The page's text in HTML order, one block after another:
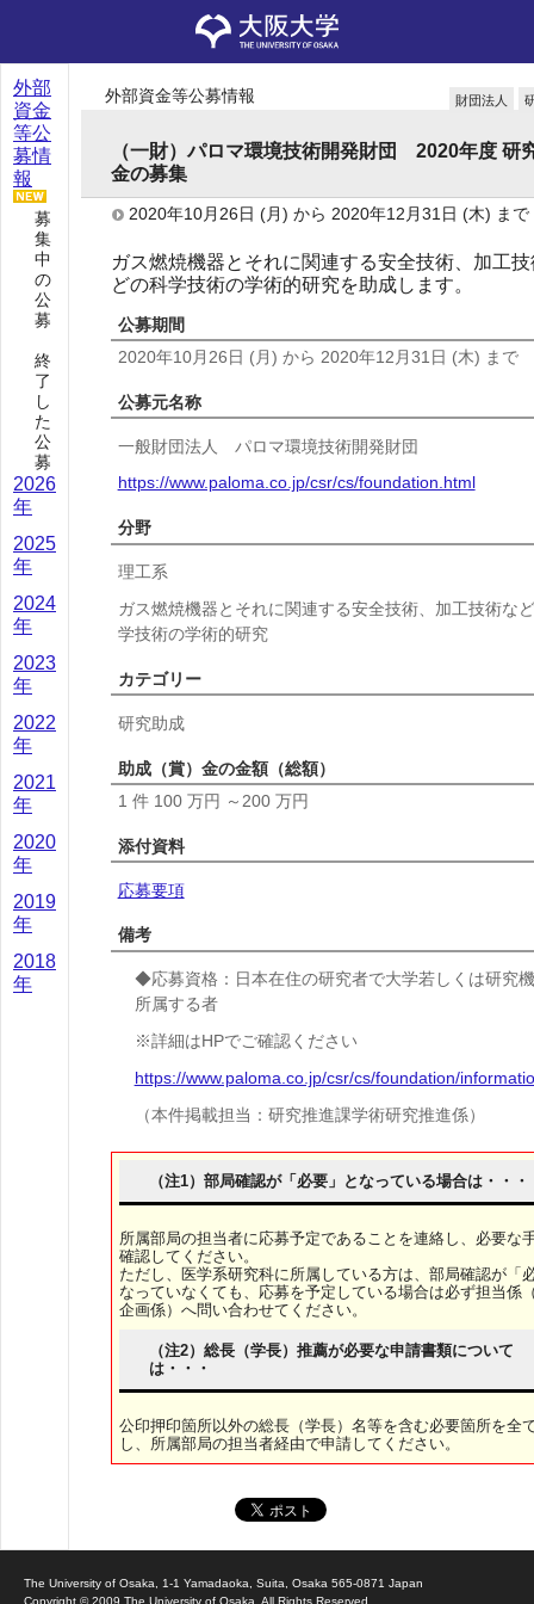
外部
資金
等公
募情
報
募
集
中
の
公
募
終
了
し
た
公
募
2026
年
2025
年
2024
年
2023
年
2022
年
2021
年
2020
年
2019
年
2018
年
外部資金等公募情報 財団法人
（一財）パロマ環境技術開発財団 2020年度 研
金の募集
2020年10月26日 (月) から 2020年12月31日 (木) まで
ガス燃焼機器とそれに関連する安全技術、加工
どの科学技術の学術的研究を助成します。
公募期間
2020年10月26日 (月) から 2020年12月31日 (木) まで
公募元名称
一般財団法人 パロマ環境技術開発財団
https://www.paloma.co.jp/csr/cs/foundation.html
分野
理工系
ガス燃焼機器とそれに関連する安全技術、加工技術な
学技術の学術的研究
カテゴリー
研究助成
助成（賞）金の金額（総額）
1 件 100 万円 ～200 万円
添付資料
応募要項
備考
◆応募資格：日本在住の研究者で大学若しくは研究
所属する者
※詳細はHPでご確認ください
https://www.paloma.co.jp/csr/cs/foundation/
（本件掲載担当：研究推進課学術研究推進係）
（注1）部局確認が「必要」となっている場合は・・・
所属部局の担当者に応募予定であることを連絡し、必要な
確認してください。
ただし、医学系研究科に所属している方は、部局確認が「
なっていなくても、応募を予定している場合は必ず担当係
企画係）へ問い合わせてください。
（注2）総長（学長）推薦が必要な申請書類について
は・・・
公印押印箇所以外の総長（学長）名等を含む必要箇所を全
し、所属部局の担当者経由で申請してください。
The University of Osaka, 1-1 Yamadaoka, Suita, Osaka 565-0871 Japan
Copyright © 2009 The University of Osaka. All Rights Reserved.